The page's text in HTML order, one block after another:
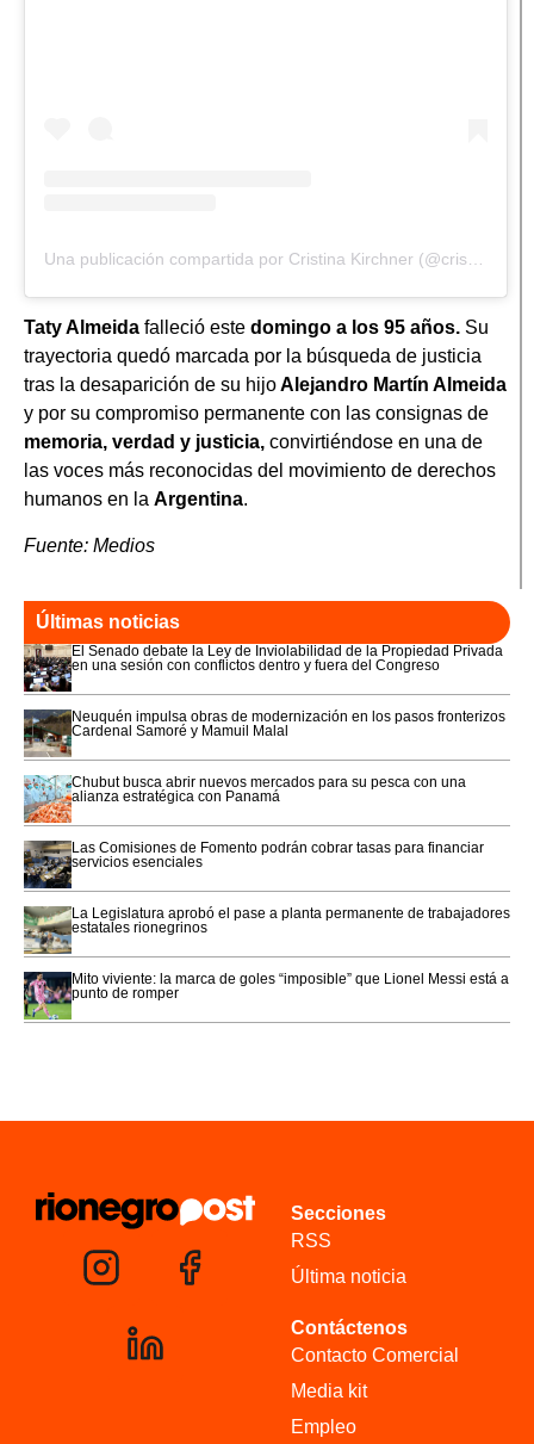
Taty Almeida falleció este domingo a los 95 años. Su
trayectoria quedó marcada por la búsqueda de justicia
tras la desaparición de su hijoAlejandro Martín Almeida
y por su compromiso permanente con las consignas de
memoria, verdad y justicia, convirtiéndose en una de
las voces más reconocidas del movimiento de derechos
humanos en la Argentina.
Fuente: Medios
Últimas noticias
El Senado debate la Ley de Inviolabilidad de la Propiedad Privada
en una sesión con conflictos dentro y fuera del Congreso
Neuquén impulsa obras de modernización en los pasos fronterizos
Cardenal Samoré y Mamuil Malal
Chubut busca abrir nuevos mercados para su pesca con una
alianza estratégica con Panamá
Las Comisiones de Fomento podrán cobrar tasas para financiar
servicios esenciales
La Legislatura aprobó el pase a planta permanente de trabajadores
estatales rionegrinos
Mito viviente: la marca de goles “imposible” que Lionel Messi está a
punto de romper
Secciones
RSS
Última noticia
Contáctenos
Contacto Comercial
Media kit
Empleo